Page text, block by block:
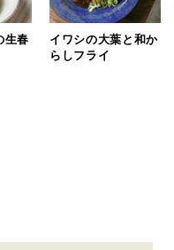
生春
イワシの大葉と和か
らしフライ